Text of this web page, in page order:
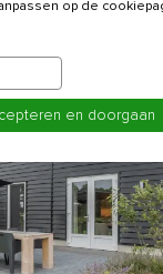
op de
en doorgaan